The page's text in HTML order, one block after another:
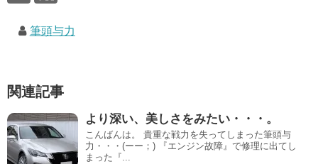
筆頭与力
関連記事
より深い、美しさをみたい・・・。
こんばんは。 貴重な戦力を失ってしまった筆頭与
力・・・(ーー；) 『エンジン故障』で修理に出てし
まった『...